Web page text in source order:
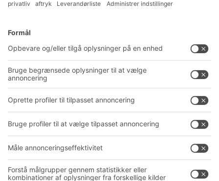
Løsninger
Intralogistikløsninger
Kassesystemer
Reolsystemer
Service
PRODUKTKATALOG
PROJECT GUIDE
Virksomhed
Vores globale netværk
Produktionssteder
Follow us